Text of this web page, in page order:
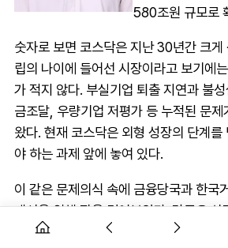
580조원 규모로
숫자로 보면 코스닥은 지난 30년간 크게
립의 나이에 들어선 시장이라고 보기에
가 적지 않다. 부실기업 퇴출 지연과 불
금조달, 우량기업 저평가 등 누적된 문제
왔다. 현재 코스닥은 외형 성장의 단계를
야 하는 과제 앞에 놓여 있다.
이 같은 문제의식 속에 금융당국과 한국
개선을 위해 팔을 걷어붙였다. 당국은 상
그먼트 도입, 밸류업, 기술특례상장 고도